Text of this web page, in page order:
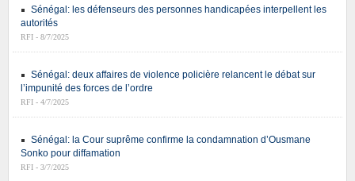
Sénégal: les défenseurs des personnes handicapées interpellent les
autorités
RFI - 8/7/2025
Sénégal: deux affaires de violence policière relancent le débat sur
l’impunité des forces de l’ordre
RFI - 4/7/2025
Sénégal: la Cour suprême confirme la condamnation d’Ousmane
Sonko pour diffamation
RFI - 3/7/2025